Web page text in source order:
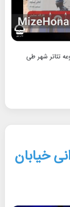
تئاتر شهر طی
خیابان